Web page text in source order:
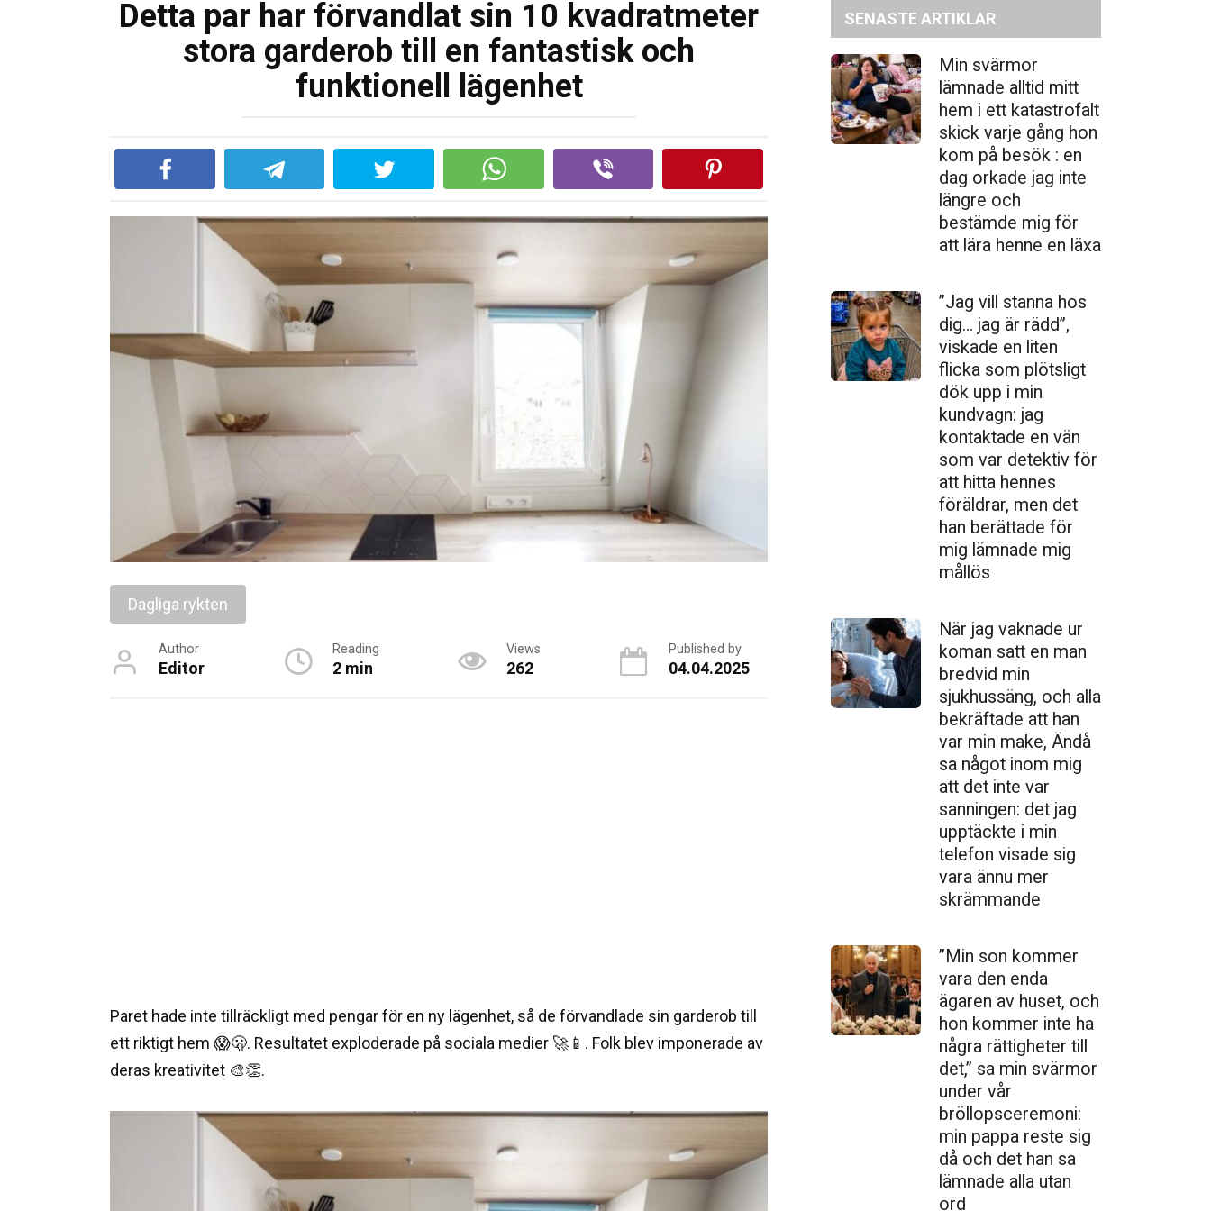
Detta par har förvandlat sin 10 kvadratmeter
stora garderob till en fantastisk och
funktionell lägenhet
Dagliga rykten
Author
Editor
Reading
2 min
Views
262
Published by
04.04.2025
Paret hade inte tillräckligt med pengar för en ny lägenhet, så de förvandlade sin garderob till
ett riktigt hem 😱🫢. Resultatet exploderade på sociala medier 🚀📱. Folk blev imponerade av
deras kreativitet 🎨👏.
SENASTE ARTIKLAR
Min svärmor
lämnade alltid mitt
hem i ett katastrofalt
skick varje gång hon
kom på besök : en
dag orkade jag inte
längre och
bestämde mig för
att lära henne en läxa
”Jag vill stanna hos
dig… jag är rädd”,
viskade en liten
flicka som plötsligt
dök upp i min
kundvagn: jag
kontaktade en vän
som var detektiv för
att hitta hennes
föräldrar, men det
han berättade för
mig lämnade mig
mållös
När jag vaknade ur
koman satt en man
bredvid min
sjukhussäng, och alla
bekräftade att han
var min make, Ändå
sa något inom mig
att det inte var
sanningen: det jag
upptäckte i min
telefon visade sig
vara ännu mer
skrämmande
”Min son kommer
vara den enda
ägaren av huset, och
hon kommer inte ha
några rättigheter till
det,” sa min svärmor
under vår
bröllopsceremoni:
min pappa reste sig
då och det han sa
lämnade alla utan
ord